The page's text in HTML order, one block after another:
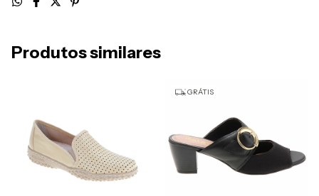
Produtos similares
GRÁTIS